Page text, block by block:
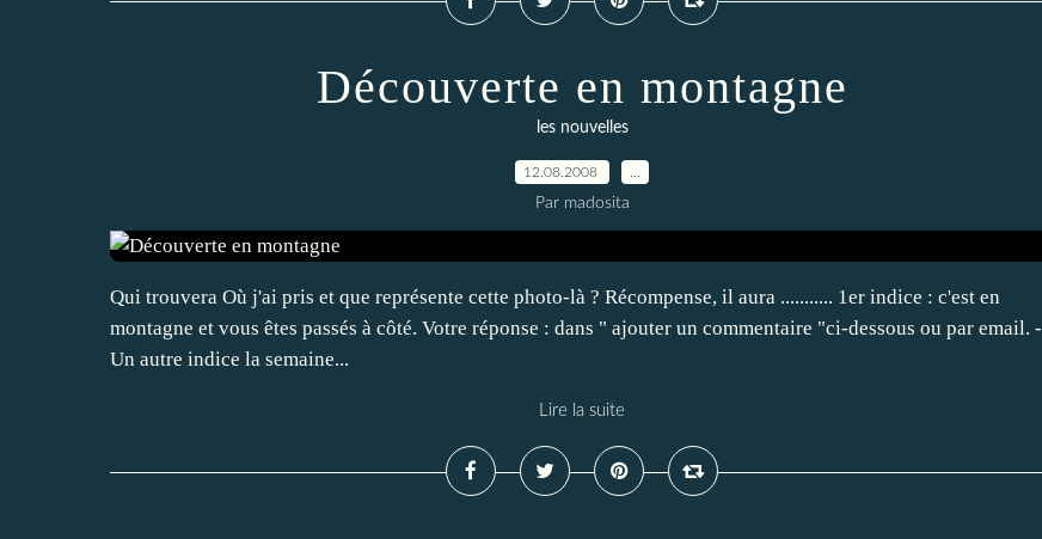
Découverte en montagne
les nouvelles
12.08.2008
Par madosita
Qui trouvera Où j'ai pris et que représente cette photo-là ? Récompense, il aura ........... 1er indice : c'est en
montagne et vous êtes passés à côté. Votre réponse : dans " ajouter un commentaire "ci-dessous ou par email. -
Un autre indice la semaine...
Lire la suite